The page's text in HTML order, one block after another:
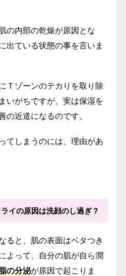
肌の内部の乾燥が原因とな
出ている状態の事を言いま
Ｔゾーンのテカりを取り除
いがちですが、 実は保湿を
の近道になるのです。
てしまうのには、理由があ
イの原因は洗顔のし過ぎ？
ると、肌の表面はベタつき
よって、自分の肌が自ら潤
の分泌が原因で起こりま